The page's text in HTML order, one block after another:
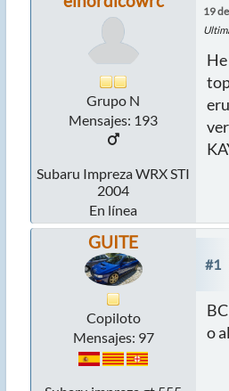
Grupo N
Mensajes: 193
Subaru Impreza WRX STI
2004
En línea
19
GUITE
Copiloto
Mensajes: 97
#1
o